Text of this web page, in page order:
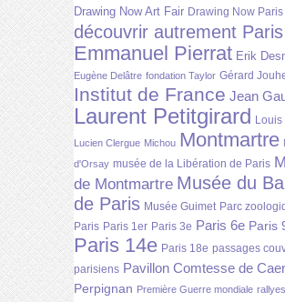
Drawing Now Art Fair Drawing Now Paris
découvrir autrement Paris
Emmanuel Pierrat Erik
Eugène Delâtre fondation Taylor Gérard
Institut de France Jean
Laurent Petitgirard Louis
Lucien Clergue Michou Montmartre
d'Orsay musée de la Libération de Paris
de Montmartre Musée du
de Paris Musée Guimet Parc
Paris Paris 1er Paris 3e Paris 6e Paris
Paris 14e Paris 18e passages
parisiens Pavillon Comtesse de
Perpignan Première Guerre mondiale rallyes